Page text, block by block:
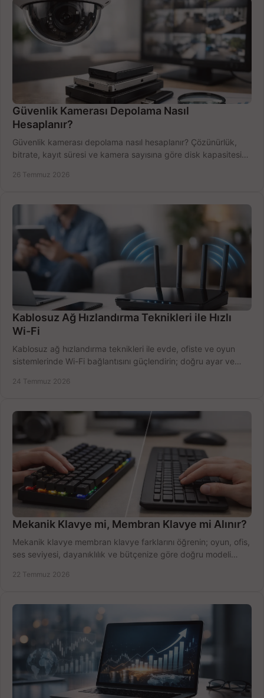
Güvenlik Kamerası Depolama Nasıl
Hesaplanır?
Güvenlik kamerası depolama nasıl hesaplanır? Çözünürlük,
bitrate, kayıt süresi ve kamera sayısına göre disk kapasitesini
26 Temmuz 2026
Kablosuz Ağ Hızlandırma Teknikleri ile Hızlı
Wi-Fi
Kablosuz ağ hızlandırma teknikleri ile evde, ofiste ve oyun
sistemlerinde Wi-Fi bağlantısını güçlendirin; doğru ayar ve
24 Temmuz 2026
Mekanik Klavye mi, Membran Klavye mi Alınır?
Mekanik klavye membran klavye farklarını öğrenin; oyun, ofis,
ses seviyesi, dayanıklılık ve bütçenize göre doğru modeli
22 Temmuz 2026